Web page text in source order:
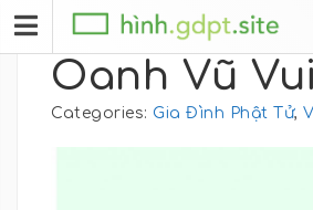
Oanh Vũ
Categories: Gia Đình Phật Tử,